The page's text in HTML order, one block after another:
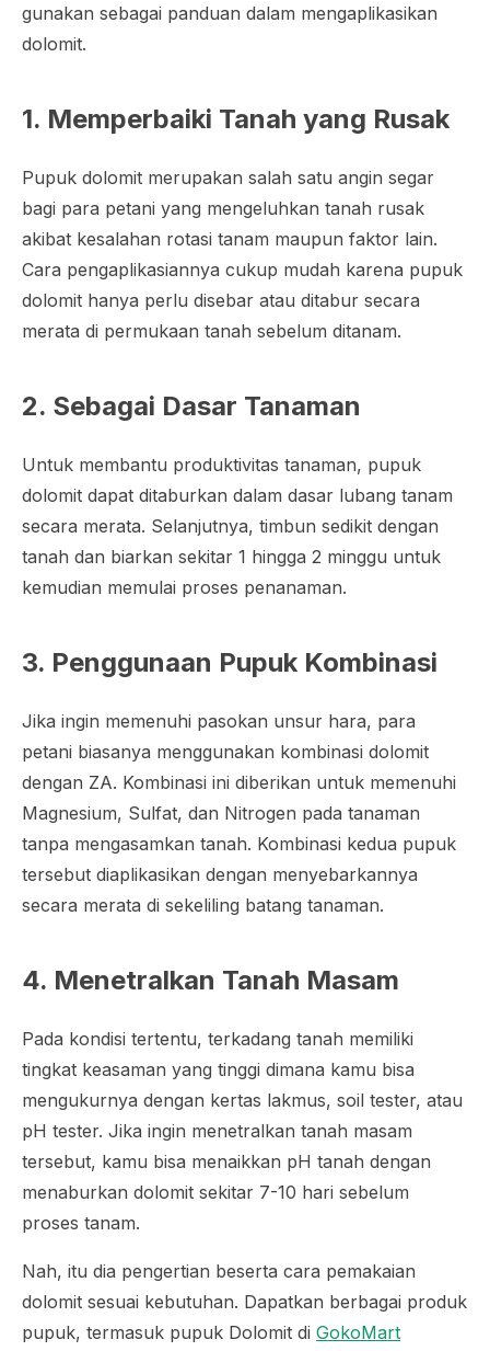
gunakan sebagai panduan dalam mengaplikasikan
dolomit.
1. Memperbaiki Tanah yang Rusak
Pupuk dolomit merupakan salah satu angin segar
bagi para petani yang mengeluhkan tanah rusak
akibat kesalahan rotasi tanam maupun faktor lain.
Cara pengaplikasiannya cukup mudah karena pupuk
dolomit hanya perlu disebar atau ditabur secara
merata di permukaan tanah sebelum ditanam.
2. Sebagai Dasar Tanaman
Untuk membantu produktivitas tanaman, pupuk
dolomit dapat ditaburkan dalam dasar lubang tanam
secara merata. Selanjutnya, timbun sedikit dengan
tanah dan biarkan sekitar 1 hingga 2 minggu untuk
kemudian memulai proses penanaman.
3. Penggunaan Pupuk Kombinasi
Jika ingin memenuhi pasokan unsur hara, para
petani biasanya menggunakan kombinasi dolomit
dengan ZA. Kombinasi ini diberikan untuk memenuhi
Magnesium, Sulfat, dan Nitrogen pada tanaman
tanpa mengasamkan tanah. Kombinasi kedua pupuk
tersebut diaplikasikan dengan menyebarkannya
secara merata di sekeliling batang tanaman.
4. Menetralkan Tanah Masam
Pada kondisi tertentu, terkadang tanah memiliki
tingkat keasaman yang tinggi dimana kamu bisa
mengukurnya dengan kertas lakmus, soil tester, atau
pH tester. Jika ingin menetralkan tanah masam
tersebut, kamu bisa menaikkan pH tanah dengan
menaburkan dolomit sekitar 7-10 hari sebelum
proses tanam.
Nah, itu dia pengertian beserta cara pemakaian
dolomit sesuai kebutuhan. Dapatkan berbagai produk
pupuk, termasuk pupuk Dolomit di GokoMart